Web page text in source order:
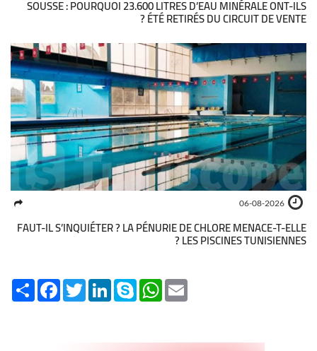
SOUSSE : POURQUOI 23.600 LITRES D’EAU MINÉRALE ONT-ILS
ÉTÉ RETIRÉS DU CIRCUIT DE VENTE ?
06-08-2026
FAUT-IL S’INQUIÉTER ? LA PÉNURIE DE CHLORE MENACE-T-ELLE
LES PISCINES TUNISIENNES ?
Share FacebookTwitterLinkedInSkype WhatsApp